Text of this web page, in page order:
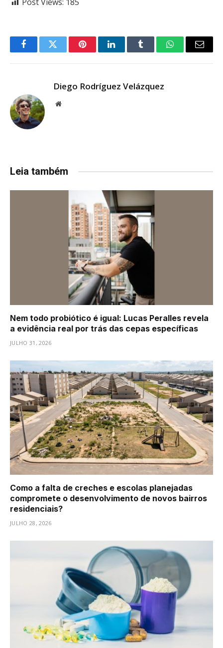
FacebookTwitter PinterestLinkedInTumblr WhatsAppEmail
Diego Rodríguez Velázquez
Website
Leia também
Nem todo probiótico é igual: Lucas Peralles revela
a evidência real por trás das cepas específicas
JULHO 31, 2026
Como a falta de creches e escolas planejadas
compromete o desenvolvimento de novos bairros
residenciais?
JULHO 28, 2026